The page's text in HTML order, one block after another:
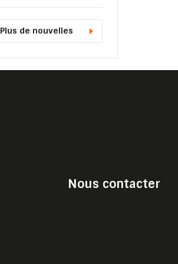
Plus de nouvelles
Nous contacter